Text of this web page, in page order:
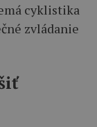
cyklistika
zvládanie